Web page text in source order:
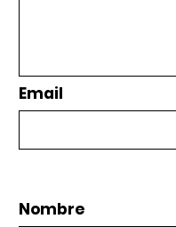
Email
Nombre